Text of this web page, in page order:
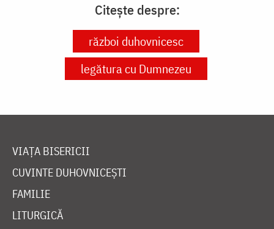
Citește despre:
război duhovnicesc
legătura cu Dumnezeu
VIAȚA BISERICII
CUVINTE DUHOVNICEȘTI
FAMILIE
LITURGICĂ